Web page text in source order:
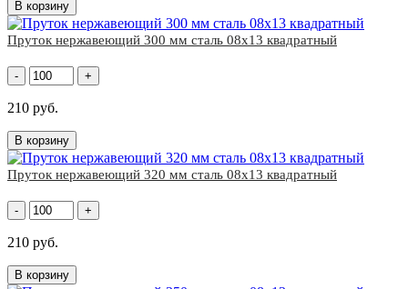
В корзину
Пруток нержавеющий 300 мм сталь 08х13 квадратный
- +
210 руб.
В корзину
Пруток нержавеющий 320 мм сталь 08х13 квадратный
- +
210 руб.
В корзину